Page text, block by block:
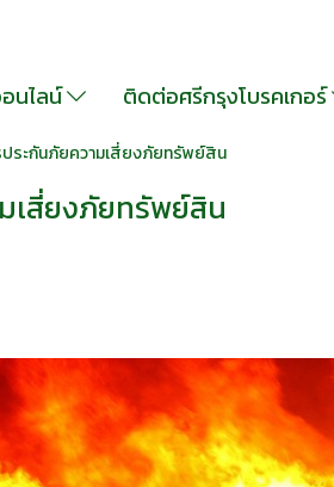
นไลน์ ติดต่อศรีกรุงโบรคเกอร์
ระกันภัยความเสี่ยงภัยทรัพย์สิน
เสี่ยงภัยทรัพย์สิน